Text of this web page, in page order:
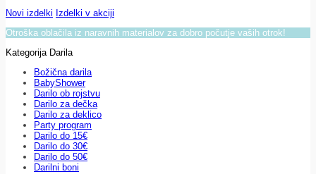
Novi izdelki Izdelki v akciji
Otroška oblačila iz naravnih materialov za dobro počutje vaših otrok!
Kategorija Darila
Božična darila
BabyShower
Darilo ob rojstvu
Darilo za dečka
Darilo za deklico
Party program
Darilo do 15€
Darilo do 30€
Darilo do 50€
Darilni boni